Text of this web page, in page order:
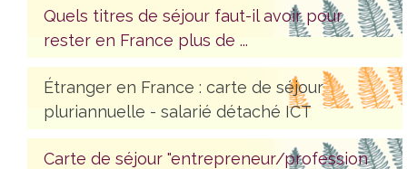
Quels titres de séjour faut-il avoir pour
rester en France plus de ...
Étranger en France : carte de séjour
pluriannuelle - salarié détaché ICT
Carte de séjour "entrepreneur/profession